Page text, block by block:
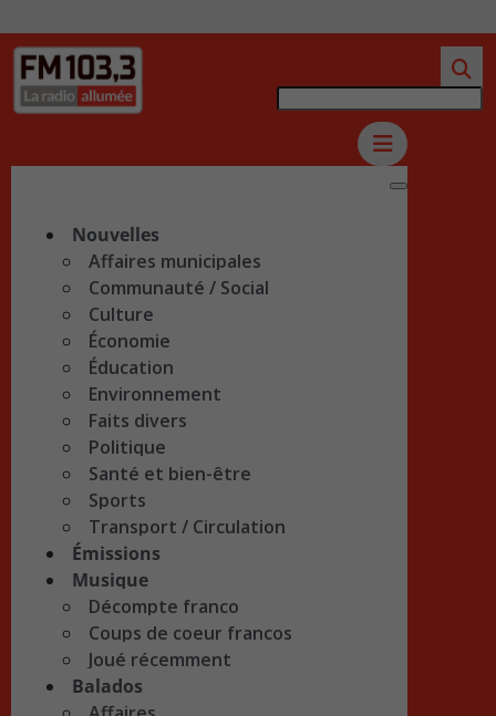
Nouvelles
Affaires municipales
Communauté / Social
Culture
Économie
Éducation
Environnement
Faits divers
Politique
Santé et bien-être
Sports
Transport / Circulation
Émissions
Musique
Décompte franco
Coups de coeur francos
Joué récemment
Balados